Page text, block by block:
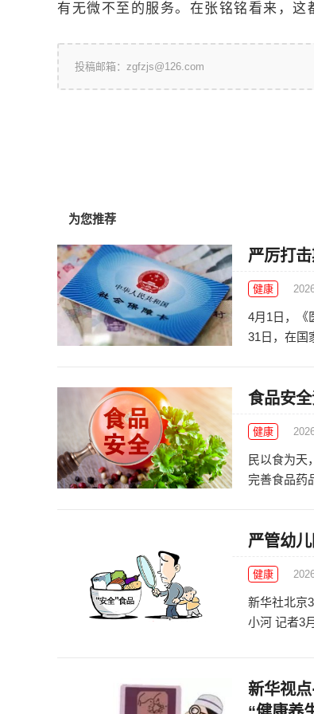
有无微不至的服务。在张铭铭看来，这
投稿邮箱：zgfzjs@126.com
为您推荐
严厉打
健康
4月1日，《
31日，在国
食品安
健康
民以食为天
完善食品药
严管幼
健康
新华社北京
小河 记者3
新华视